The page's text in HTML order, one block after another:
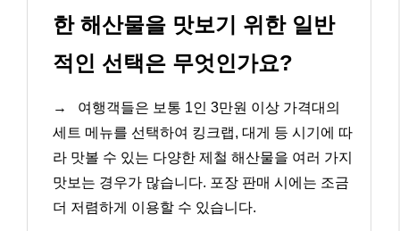
한 해산물을 맛보기 위한 일반
적인 선택은 무엇인가요?
→
여행객들은 보통 1인 3만원 이상 가격대의
세트 메뉴를 선택하여 킹크랩, 대게 등 시기에 따
라 맛볼 수 있는 다양한 제철 해산물을 여러 가지
맛보는 경우가 많습니다. 포장 판매 시에는 조금
더 저렴하게 이용할 수 있습니다.